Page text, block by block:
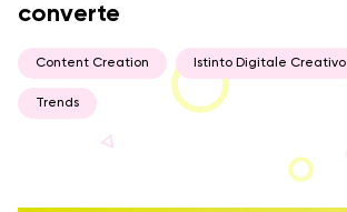
converte
Content Creation Istinto Digitale Creativo
Trends